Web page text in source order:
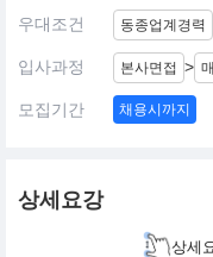
우대조건 동종업계경력
입사과정 본사면접 >
모집기간 채용시까지
상세요강
상세